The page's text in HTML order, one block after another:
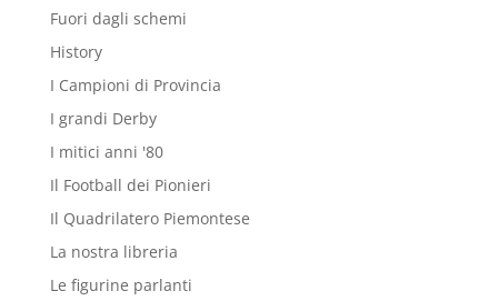
Fuori dagli schemi
History
I Campioni di Provincia
I grandi Derby
I mitici anni '80
Il Football dei Pionieri
Il Quadrilatero Piemontese
La nostra libreria
Le figurine parlanti